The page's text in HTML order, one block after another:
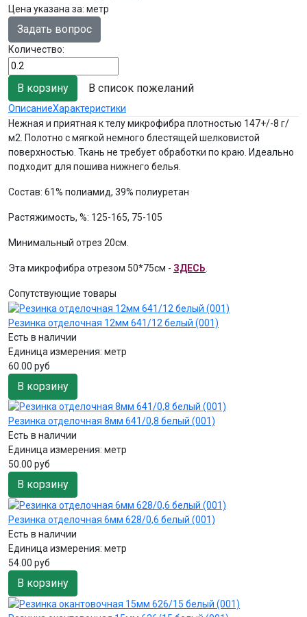
Цена указана за: метр
Задать вопрос
Количество:
В список пожеланий
ОписаниеХарактеристики
Нежная и приятная к телу микрофибра плотностью 147+/-8 г/
м2. Полотно с мягкой немного блестящей шелковистой
поверхностью. Ткань не требует обработки по краю. Идеально
подходит для пошива нижнего белья.
Состав: 61% полиамид, 39% полиуретан
Растяжимость, %: 125-165, 75-105
Минимальный отрез 20см.
Эта микрофибра отрезом 50*75см - ЗДЕСЬ
Сопутствующие товары
Резинка отделочная 12мм 641/12 белый (001)
Есть в наличии
Единица измерения: метр
60.00 руб
В корзину
Резинка отделочная 8мм 641/0,8 белый (001)
Есть в наличии
Единица измерения: метр
50.00 руб
В корзину
Резинка отделочная 6мм 628/0,6 белый (001)
Есть в наличии
Единица измерения: метр
54.00 руб
В корзину